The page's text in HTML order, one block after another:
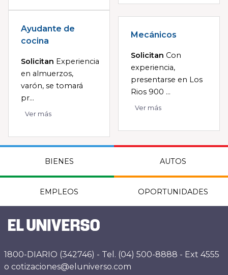
Ayudante de
cocina
Solicitan Experiencia
en almuerzos,
varón, se tomará
pr...
Ver más
Mecánicos
Solicitan Con
experiencia,
presentarse en Los
Rios 900 ...
Ver más
BIENES AUTOS
EMPLEOS OPORTUNIDADES
1800-DIARIO (342746) - Tel. (04) 500-8888 - Ext 4555
o cotizaciones@eluniverso.com